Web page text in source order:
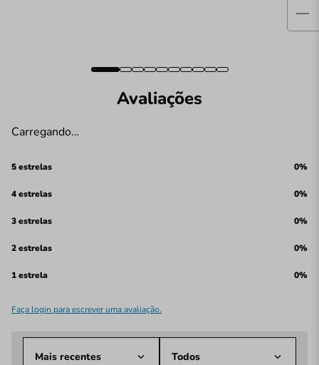
Avaliações
Carregando…
5 estrelas 0%
4 estrelas 0%
3 estrelas 0%
2 estrelas 0%
1 estrela 0%
Faça login para escrever uma avaliação.
Mais recentes Todos